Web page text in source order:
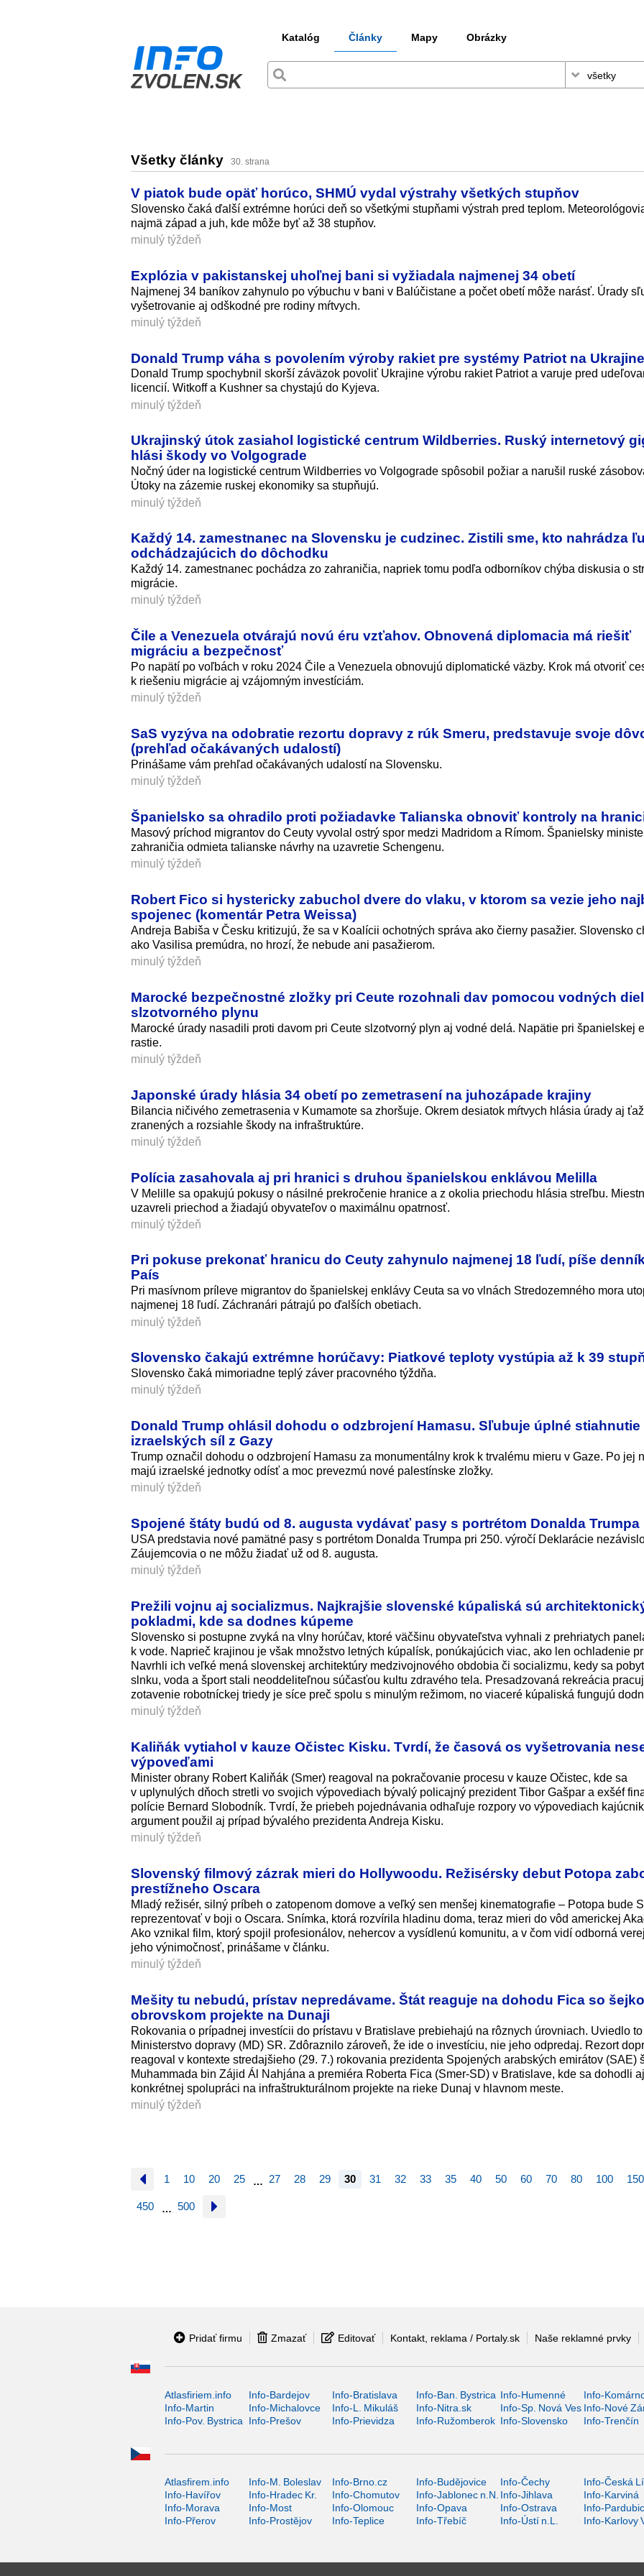
Katalóg Články Mapy Obrázky
Všetky články 30. strana
V piatok bude opäť horúco, SHMÚ vydal výstrahy všetkých stupňov
Slovensko čaká ďalší extrémne horúci deň so všetkými stupňami výstrah pred teplom.
najmä západ a juh, kde môže byť až 38 stupňov.
minulý týždeň
Explózia v pakistanskej uhoľnej bani si vyžiadala najmenej 34 obetí
Najmenej 34 baníkov zahynulo po výbuchu v bani v Balúčistane a počet obetí môže narásť. Úrady
vyšetrovanie aj odškodné pre rodiny mŕtvych.
minulý týždeň
Donald Trump váha s povolením výroby rakiet pre systémy Patriot na Ukrajine
Donald Trump spochybnil skorší záväzok povoliť Ukrajine výrobu rakiet Patriot a varuje pred
licencií. Witkoff a Kushner sa chystajú do Kyjeva.
minulý týždeň
Ukrajinský útok zasiahol logistické centrum Wildberries. Ruský internetový
hlási škody vo Volgograde
Nočný úder na logistické centrum Wildberries vo Volgograde spôsobil požiar a narušil ruské
Útoky na zázemie ruskej ekonomiky sa stupňujú.
minulý týždeň
Každý 14. zamestnanec na Slovensku je cudzinec. Zistili sme, kto nahrádza
odchádzajúcich do dôchodku
Každý 14. zamestnanec pochádza zo zahraničia, napriek tomu podľa odborníkov chýba diskusia o
migrácie.
minulý týždeň
Čile a Venezuela otvárajú novú éru vzťahov. Obnovená diplomacia má riešiť
migráciu a bezpečnosť
Po napätí po voľbách v roku 2024 Čile a Venezuela obnovujú diplomatické väzby. Krok má otvoriť
k riešeniu migrácie aj vzájomným investíciám.
minulý týždeň
SaS vyzýva na odobratie rezortu dopravy z rúk Smeru, predstavuje svoje
(prehľad očakávaných udalostí)
Prinášame vám prehľad očakávaných udalostí na Slovensku.
minulý týždeň
Španielsko sa ohradilo proti požiadavke Talianska obnoviť kontroly na
Masový príchod migrantov do Ceuty vyvolal ostrý spor medzi Madridom a Rímom. Španielsky
zahraničia odmieta talianske návrhy na uzavretie Schengenu.
minulý týždeň
Robert Fico si hystericky zabuchol dvere do vlaku, v ktorom sa vezie jeho
spojenec (komentár Petra Weissa)
Andreja Babiša v Česku kritizujú, že sa v Koalícii ochotných správa ako čierny pasažier. Slovensko
ako Vasilisa premúdra, no hrozí, že nebude ani pasažierom.
minulý týždeň
Marocké bezpečnostné zložky pri Ceute rozohnali dav pomocou vodných
slzotvorného plynu
Marocké úrady nasadili proti davom pri Ceute slzotvorný plyn aj vodné delá. Napätie pri španielskej
rastie.
minulý týždeň
Japonské úrady hlásia 34 obetí po zemetrasení na juhozápade krajiny
Bilancia ničivého zemetrasenia v Kumamote sa zhoršuje. Okrem desiatok mŕtvych hlásia úrady aj
zranených a rozsiahle škody na infraštruktúre.
minulý týždeň
Polícia zasahovala aj pri hranici s druhou španielskou enklávou Melilla
V Melille sa opakujú pokusy o násilné prekročenie hranice a z okolia priechodu hlásia streľbu.
uzavreli priechod a žiadajú obyvateľov o maximálnu opatrnosť.
minulý týždeň
Pri pokuse prekonať hranicu do Ceuty zahynulo najmenej 18 ľudí, píše
País
Pri masívnom príleve migrantov do španielskej enklávy Ceuta sa vo vlnách Stredozemného mora
najmenej 18 ľudí. Záchranári pátrajú po ďalších obetiach.
minulý týždeň
Slovensko čakajú extrémne horúčavy: Piatkové teploty vystúpia až k 39
Slovensko čaká mimoriadne teplý záver pracovného týždňa.
minulý týždeň
Donald Trump ohlásil dohodu o odzbrojení Hamasu. Sľubuje úplné stiahnutie
izraelských síl z Gazy
Trump označil dohodu o odzbrojení Hamasu za monumentálny krok k trvalému mieru v Gaze. Po jej
majú izraelské jednotky odísť a moc prevezmú nové palestínske zložky.
minulý týždeň
Spojené štáty budú od 8. augusta vydávať pasy s portrétom Donalda Trumpa
USA predstavia nové pamätné pasy s portrétom Donalda Trumpa pri 250. výročí Deklarácie
Záujemcovia o ne môžu žiadať už od 8. augusta.
minulý týždeň
Prežili vojnu aj socializmus. Najkrajšie slovenské kúpaliská sú
pokladmi, kde sa dodnes kúpeme
Slovensko si postupne zvyká na vlny horúčav, ktoré väčšinu obyvateľstva vyhnali z prehriatych
k vode. Naprieč krajinou je však množstvo letných kúpalísk, ponúkajúcich viac, ako len ochladenie
Navrhli ich veľké mená slovenskej architektúry medzivojnového obdobia či socializmu, kedy sa
slnku, voda a šport stali neoddeliteľnou súčasťou kultu zdravého tela. Presadzovaná rekreácia
zotavenie robotníckej triedy je síce preč spolu s minulým režimom, no viaceré kúpaliská fungujú
minulý týždeň
Kaliňák vytiahol v kauze Očistec Kisku. Tvrdí, že časová os vyšetrovania
výpoveďami
Minister obrany Robert Kaliňák (Smer) reagoval na pokračovanie procesu v kauze Očistec, kde sa
v uplynulých dňoch stretli vo svojich výpovediach bývalý policajný prezident Tibor Gašpar a exšéf
polície Bernard Slobodník. Tvrdí, že priebeh pojednávania odhaľuje rozpory vo výpovediach
argument použil aj prípad bývalého prezidenta Andreja Kisku.
minulý týždeň
Slovenský filmový zázrak mieri do Hollywoodu. Režisérsky debut Potopa
prestížneho Oscara
Mladý režisér, silný príbeh o zatopenom domove a veľký sen menšej kinematografie – Potopa bude
reprezentovať v boji o Oscara. Snímka, ktorá rozvírila hladinu doma, teraz mieri do vôd americkej
Ako vznikal film, ktorý spojil profesionálov, nehercov a vysídlenú komunitu, a v čom vidí odborná
jeho výnimočnosť, prinášame v článku.
minulý týždeň
Mešity tu nebudú, prístav nepredávame. Štát reaguje na dohodu Fica so
obrovskom projekte na Dunaji
Rokovania o prípadnej investícii do prístavu v Bratislave prebiehajú na rôznych úrovniach. Uviedlo to
Ministerstvo dopravy (MD) SR. Zdôraznilo zároveň, že ide o investíciu, nie jeho odpredaj. Rezort
reagoval v kontexte stredajšieho (29. 7.) rokovania prezidenta Spojených arabských emirátov (SAE)
Muhammada bin Zájid Ál Nahjána a premiéra Roberta Fica (Smer-SD) v Bratislave, kde sa dohodli
konkrétnej spolupráci na infraštrukturálnom projekte na rieke Dunaj v hlavnom meste.
minulý týždeň
1 10 20 25 … 27 28 29 30 31 32 33 35 40 50 60 70 80 100 150
450 … 500
Pridať firmu Zmazať Editovať Kontakt, reklama / Portaly.sk Naše reklamné prvky
Atlasfiriem.info Info-Bardejov Info-Bratislava Info-Ban. Bystrica Info-Humenné Info-
Info-Martin
Info-Michalovce Info-L. Mikuláš Info-Nitra.sk Info-Sp. Nová Ves Info-Nové
Info-Pov. Bystrica
Info-Prešov Info-Prievidza Info-Ružomberok Info-Slovensko Info-Trenčín
Atlasfirem.info Info-M. Boleslav Info-Brno.cz Info-Budějovice Info-Čechy Info-Česká
Info-Havířov
Info-Hradec Kr. Info-Chomutov Info-Jablonec n.N. Info-Jihlava Info-Karviná
Info-Morava
Info-Most Info-Olomouc Info-Opava Info-Ostrava Info-
Info-Přerov
Info-Prostějov Info-Teplice Info-Třebíč Info-Ústí n.L. Info-Karlovy